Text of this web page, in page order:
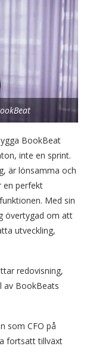
BookBeat
inte en sprint.
är lönsamma och
en perfekt
Med sin
övertygad om att
utveckling,
redovisning,
av BookBeats
som CFO på
fortsatt tillväxt